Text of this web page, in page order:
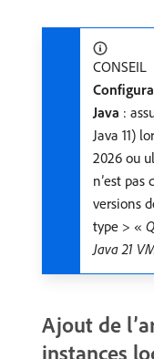
CONSEIL
Java :
Java 11)
2026 ou
n’est
versions
type > «
Java 21
Ajout de
instances